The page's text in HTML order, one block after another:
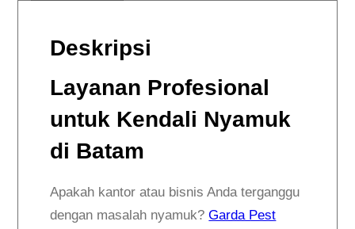
Deskripsi
Layanan Profesional
untuk Kendali Nyamuk
di Batam
Apakah kantor atau bisnis Anda terganggu
dengan masalah nyamuk?Garda Pest